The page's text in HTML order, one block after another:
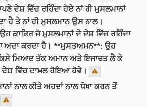
ਦੇਸ਼ ਵਿੱਚ ਰਹਿੰਦਾ ਹੋਏ ਨਾਂ ਹੀ ਮੁਸਲਮਾਨਾਂ
ਹੈ ਤੇ ਨਾਂ ਹੀ ਮੁਸਲਮਾਨ ਉਸ ਨਾਲ।
ਕਾਫ਼ਿਰ ਜੋ ਮੁਸਲਮਾਨਾਂ ਦੇ ਦੇਸ਼ ਵਿੱਚ ਰਹਿੰਦਾ
ਅਦਾ ਕਰਦਾ ਹੈ। **ਮੁਸਤਅਮਨ**: ਉਹ
ਮਿਆਦ ਤੱਕ ਅਮਾਨ ਅਤੇ ਇਜਾਜ਼ਤ ਲੈ ਕੇ
ਦੇਸ਼ ਵਿੱਚ ਦਾਖ਼ਲ ਹੋਇਆ ਹੋਵੇ।
ਨਾਲ ਕੀਤੇ ਅਹਦਾਂ ਨਾਲ ਧੋਖਾ ਕਰਨ ਤੋਂ